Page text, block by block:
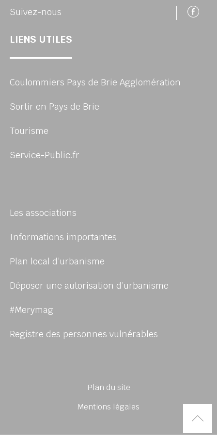
Suivez-nous
LIENS UTILES
Coulommiers Pays de Brie Agglomération
Sortir en Pays de Brie
Tourisme
Service-Public.fr
Les associations
Informations importantes
Plan local d’urbanisme
Déposer une autorisation d’urbanisme
#Merymag
Registre des personnes vulnérables
Plan du site
Mentions légales